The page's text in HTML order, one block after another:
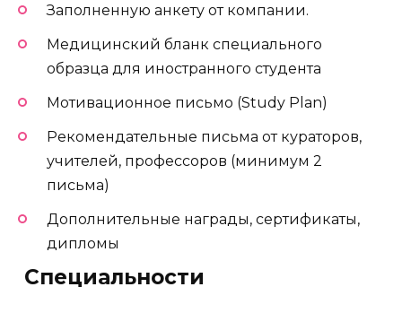
Заполненную анкету от компании.
Медицинский бланк специального
образца для иностранного студента
Мотивационное письмо (Study Plan)
Рекомендательные письма от кураторов,
учителей, профессоров (минимум 2
письма)
Дополнительные награды, сертификаты,
дипломы
️ Специальности